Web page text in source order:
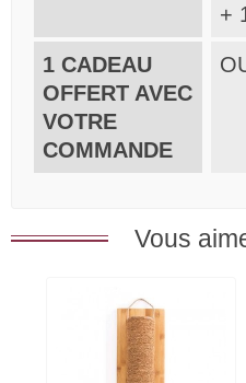
+
1 CADEAU
OFFERT AVEC
VOTRE
COMMANDE
Vous